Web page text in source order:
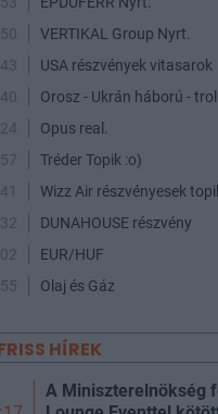
VERTIKAL Group Nyrt.
USA részvények vitasarok
Orosz - Ukrán háború -
Opus real.
Tréder Topik :o)
Wizz Air részvényesek
DUNAHOUSE részvény
EUR/HUF
Olaj és Gáz
HÍREK
A Miniszterelnökség